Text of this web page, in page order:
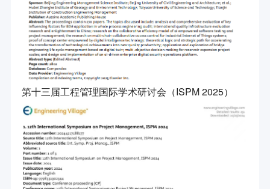
第十三届工程管理国际学术研讨会（ISPM 2025）